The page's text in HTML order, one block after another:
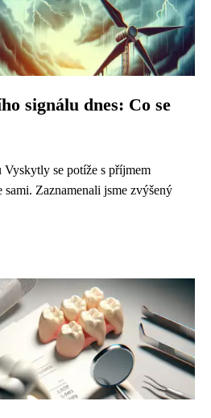
signálu dnes: Co se
se potíže s příjmem
Zaznamenali jsme zvýšený